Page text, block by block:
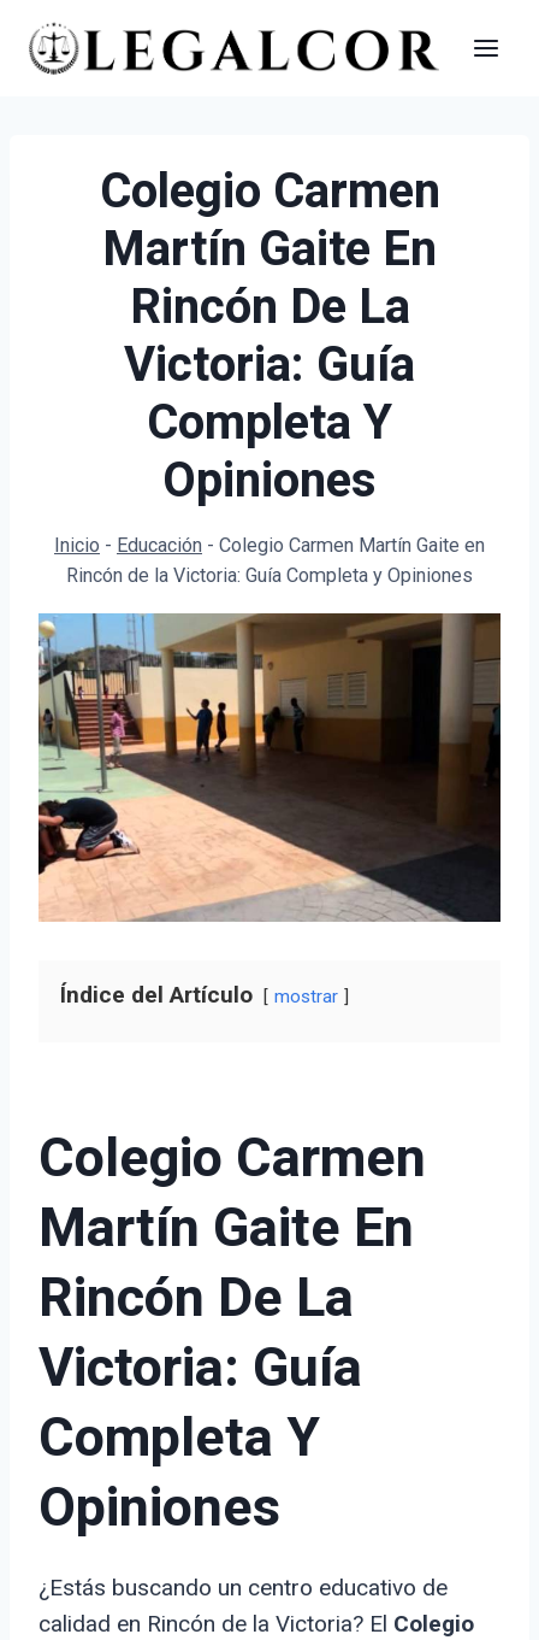
Saltar
Colegio Carmen
Martín Gaite En
Rincón De La
Victoria: Guía
Completa Y
Opiniones
Inicio - Educación - Colegio Carmen Martín Gaite en
Rincón de la Victoria: Guía Completa y Opiniones
Índice del Artículo mostrar
Colegio Carmen
Martín Gaite En
Rincón De La
Victoria: Guía
Completa Y
Opiniones
¿Estás buscando un centro educativo de
calidad en Rincón de la Victoria? El Colegio